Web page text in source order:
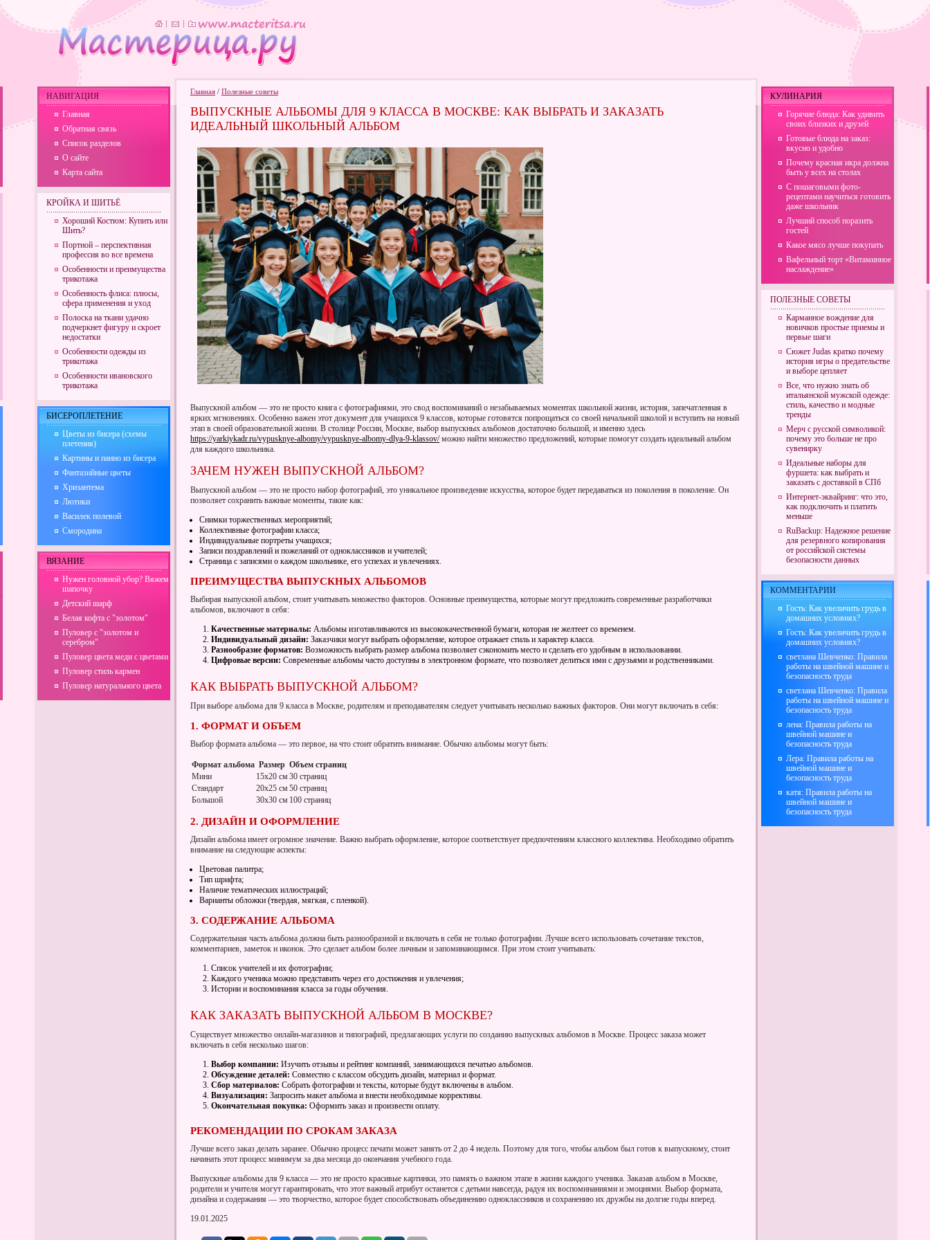
Главная / Полезные советы
ВЫПУСКНЫЕ АЛЬБОМЫ ДЛЯ 9 КЛАССА В МОСКВЕ: КАК ВЫБРАТЬ И ЗАКАЗАТЬ
ИДЕАЛЬНЫЙ ШКОЛЬНЫЙ АЛЬБОМ
Выпускной альбом — это не просто книга с фотографиями, это свод воспоминаний о незабываемых моментах школьной жизни, история, запечатленная в
ярких мгновениях. Особенно важен этот документ для учащихся 9 классов, которые готовятся попрощаться со своей начальной школой и вступить на новый
этап в своей образовательной жизни. В столице России, Москве, выбор выпускных альбомов достаточно большой, и именно здесь
https://yarkiykadr.ru/vypusknye-albomy/vypusknye-albomy-dlya-9-klassov/можно найти множество предложений, которые помогут создать идеальный альбом
для каждого школьника.
ЗАЧЕМ НУЖЕН ВЫПУСКНОЙ АЛЬБОМ?
Выпускной альбом — это не просто набор фотографий, это уникальное произведение искусства, которое будет передаваться из поколения в поколение. Он
позволяет сохранить важные моменты, такие как:
Снимки торжественных мероприятий;
Коллективные фотографии класса;
Индивидуальные портреты учащихся;
Записи поздравлений и пожеланий от одноклассников и учителей;
Страница с записями о каждом школьнике, его успехах и увлечениях.
ПРЕИМУЩЕСТВА ВЫПУСКНЫХ АЛЬБОМОВ
Выбирая выпускной альбом, стоит учитывать множество факторов. Основные преимущества, которые могут предложить современные разработчики
альбомов, включают в себя:
Качественные материалы: Альбомы изготавливаются из высококачественной бумаги, которая не желтеет со временем.
Индивидуальный дизайн: Заказчики могут выбрать оформление, которое отражает стиль и характер класса.
Разнообразие форматов: Возможность выбрать размер альбома позволяет сэкономить место и сделать его удобным в использовании.
Цифровые версии: Современные альбомы часто доступны в электронном формате, что позволяет делиться ими с друзьями и родственниками.
КАК ВЫБРАТЬ ВЫПУСКНОЙ АЛЬБОМ?
При выборе альбома для 9 класса в Москве, родителям и преподавателям следует учитывать несколько важных факторов. Они могут включать в себя:
1. ФОРМАТ И ОБЪЕМ
Выбор формата альбома — это первое, на что стоит обратить внимание. Обычно альбомы могут быть:
Формат альбома Размер Объем страниц
Мини
15x20 см30 страниц
Стандарт
20x25 см50 страниц
Большой
30x30 см 100 страниц
2. ДИЗАЙН И ОФОРМЛЕНИЕ
Дизайн альбома имеет огромное значение. Важно выбрать оформление, которое соответствует предпочтениям классного коллектива. Необходимо обратить
внимание на следующие аспекты:
Цветовая палитра;
Тип шрифта;
Наличие тематических иллюстраций;
Варианты обложки (твердая, мягкая, с пленкой).
3. СОДЕРЖАНИЕ АЛЬБОМА
Содержательная часть альбома должна быть разнообразной и включать в себя не только фотографии. Лучше всего использовать сочетание текстов,
комментариев, заметок и иконок. Это сделает альбом более личным и запоминающимся. При этом стоит учитывать:
Список учителей и их фотографии;
Каждого ученика можно представить через его достижения и увлечения;
Истории и воспоминания класса за годы обучения.
КАК ЗАКАЗАТЬ ВЫПУСКНОЙ АЛЬБОМ В МОСКВЕ?
Существует множество онлайн-магазинов и типографий, предлагающих услуги по созданию выпускных альбомов в Москве. Процесс заказа может
включать в себя несколько шагов:
Выбор компании: Изучить отзывы и рейтинг компаний, занимающихся печатью альбомов.
Обсуждение деталей: Совместно с классом обсудить дизайн, материал и формат.
Сбор материалов: Собрать фотографии и тексты, которые будут включены в альбом.
Визуализация: Запросить макет альбома и внести необходимые коррективы.
Окончательная покупка: Оформить заказ и произвести оплату.
РЕКОМЕНДАЦИИ ПО СРОКАМ ЗАКАЗА
Лучше всего заказ делать заранее. Обычно процесс печати может занять от 2 до 4 недель. Поэтому для того, чтобы альбом был готов к выпускному, стоит
начинать этот процесс минимум за два месяца до окончания учебного года.
Выпускные альбомы для 9 класса — это не просто красивые картинки, это память о важном этапе в жизни каждого ученика. Заказав альбом в Москве,
родители и учителя могут гарантировать, что этот важный атрибут останется с детьми навсегда, радуя их воспоминаниями и эмоциями. Выбор формата,
дизайна и содержания — это творчество, которое будет способствовать объединению одноклассников и сохранению их дружбы на долгие годы вперед.
19.01.2025
НАВИГАЦИЯ
Главная
Обратная связь
Список разделов
О сайте
Карта сайта
КРОЙКА И ШИТЬЁ
Хороший Костюм: Купить или
Шить?
Портной – перспективная
профессия во все времена
Особенности и преимущества
трикотажа
Особенность флиса: плюсы,
сфера применения и уход
Полоска на ткани удачно
подчеркнет фигуру и скроет
недостатки
Особенности одежды из
трикотажа
Особенности ивановского
трикотажа
БИСЕРОПЛЕТЕНИЕ
Цветы из бисера (схемы
плетения)
Картины и панно из бисера
Фантазийные цветы
Хризантема
Лютики
Василек полевой
Смородина
ВЯЗАНИЕ
Нужен головной убор? Вяжем
шапочку
Детский шарф
Белая кофта с "золотом"
Пуловер с "золотом и
серебром"
Пуловер цвета меди с цветами
Пуловер стиль кармен
Пуловер натурального цвета
КУЛИНАРИЯ
Горячие блюда: Как удивить
своих близких и друзей
Готовые блюда на заказ:
вкусно и удобно
Почему красная икра должна
быть у всех на столах
С пошаговыми фото-
рецептами научиться готовить
даже школьник
Лучший способ поразить
гостей
Какое мясо лучше покупать
Вафельный торт «Витаминное
наслаждение»
ПОЛЕЗНЫЕ СОВЕТЫ
Карманное вождение для
новичков простые приемы и
первые шаги
Сюжет Judas кратко почему
история игры о предательстве
и выборе цепляет
Все, что нужно знать об
итальянской мужской одежде:
стиль, качество и модные
тренды
Мерч с русской символикой:
почему это больше не про
сувенирку
Идеальные наборы для
фуршета: как выбрать и
заказать с доставкой в СПб
Интернет-эквайринг: что это,
как подключить и платить
меньше
RuBackup: Надежное решение
для резервного копирования
от российской системы
безопасности данных
КОММЕНТАРИИ
Гость: Как увеличить грудь в
домашних условиях?
Гость: Как увеличить грудь в
домашних условиях?
светлана Шевченко: Правила
работы на швейной машине и
безопасность труда
светлана Шевченко: Правила
работы на швейной машине и
безопасность труда
лена: Правила работы на
швейной машине и
безопасность труда
Лера: Правила работы на
швейной машине и
безопасность труда
катя: Правила работы на
швейной машине и
безопасность труда